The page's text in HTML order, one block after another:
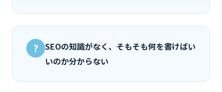
? SEOの知識がなく、そもそも何を書けばい
いのか分からない